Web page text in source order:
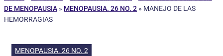
DE MENOPAUSIA » MENOPAUSIA. 26 NO. 2 » MANEJO DE LAS
HEMORRAGIAS
MENOPAUSIA. 26 NO. 2